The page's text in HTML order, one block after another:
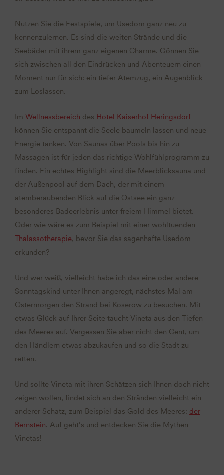
Nutzen Sie die Festspiele, um Usedom ganz neu zu
kennenzulernen. Es sind die weiten Strände und die
Seebäder mit ihrem ganz eigenen Charme. Gönnen Sie
sich zwischen all den Eindrücken und Abenteuern einen
Moment nur für sich: ein tiefer Atemzug, ein Augenblick
zum Loslassen.
Im Wellnessbereich des Hotel Kaiserhof Heringsdorf
können Sie entspannt die Seele baumeln lassen und neue
Energie tanken. Von Saunas über Pools bis hin zu
Massagen ist für jeden das richtige Wohlfühlprogramm zu
finden. Ein echtes Highlight sind die Meerblicksauna und
der Außenpool auf dem Dach, der mit einem
atemberaubenden Blick auf die Ostsee ein ganz
besonderes Badeerlebnis unter freiem Himmel bietet.
Oder wie wäre es zum Beispiel mit einer wohltuenden
Thalassotherapie, bevor Sie das sagenhafte Usedom
erkunden?
Und wer weiß, vielleicht habe ich das eine oder andere
Sonntagskind unter Ihnen angeregt, nächstes Mal am
Ostermorgen den Strand bei Koserow zu besuchen. Mit
etwas Glück auf Ihrer Seite taucht Vineta aus den Tiefen
des Meeres auf. Vergessen Sie aber nicht den Cent, um
den Händlern etwas abzukaufen und so die Stadt zu
retten.
Und sollte Vineta mit ihren Schätzen sich Ihnen doch nicht
zeigen wollen, findet sich an den Stränden vielleicht ein
anderer Schatz, zum Beispiel das Gold des Meeres: der
Bernstein. Auf geht’s und entdecken Sie die Mythen
Vinetas!